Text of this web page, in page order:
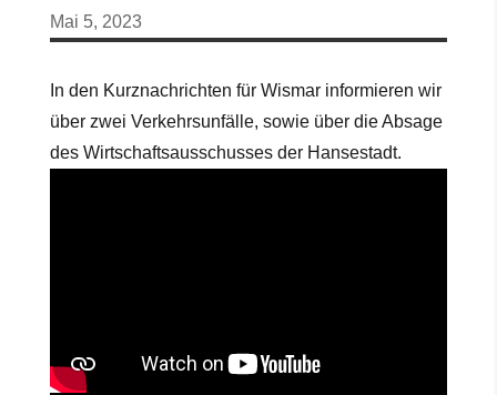
Mai 5, 2023
In den Kurznachrichten für Wismar informieren wir
über zwei Verkehrsunfälle, sowie über die Absage
des Wirtschaftsausschusses der Hansestadt.